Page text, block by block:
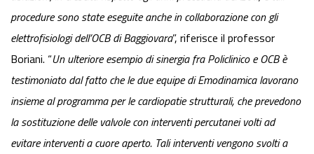
procedure sono state eseguite anche in collaborazione con gli
elettrofisiologi dell’OCB di Baggiovara”, riferisce il professor
Boriani. “Un ulteriore esempio di sinergia fra Policlinico e OCB è
testimoniato dal fatto che le due equipe di Emodinamica lavorano
insieme al programma per le cardiopatie strutturali, che prevedono
la sostituzione delle valvole con interventi percutanei volti ad
evitare interventi a cuore aperto. Tali interventi vengono svolti a